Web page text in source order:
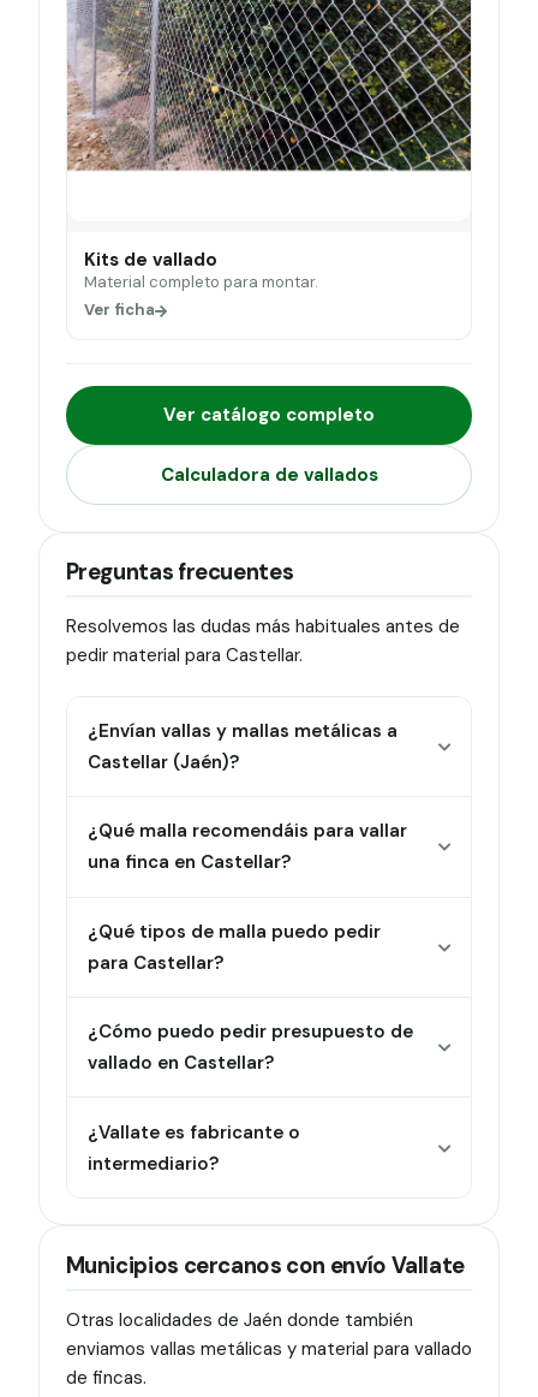
Kits de vallado
Material completo para montar.
Ver ficha
Ver catálogo completo
Calculadora de vallados
Preguntas frecuentes
Resolvemos las dudas más habituales antes de
pedir material para Castellar.
¿Envían vallas y mallas metálicas a
Castellar (Jaén)?
¿Qué malla recomendáis para vallar
una finca en Castellar?
¿Qué tipos de malla puedo pedir
para Castellar?
¿Cómo puedo pedir presupuesto de
vallado en Castellar?
¿Vallate es fabricante o
intermediario?
Municipios cercanos con envío Vallate
Otras localidades de Jaén donde también
enviamos vallas metálicas y material para vallado
de fincas.